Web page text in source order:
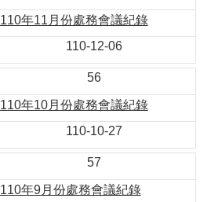
110年11月份處務會議紀錄
110-12-06
56
110年10月份處務會議紀錄
110-10-27
57
110年9月份處務會議紀錄